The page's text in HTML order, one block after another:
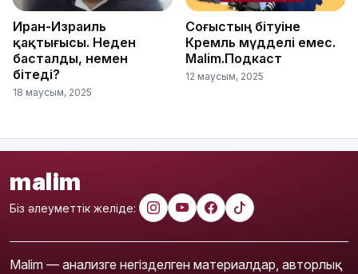
Иран-Израиль
қақтығысы. Неден
басталды, немен
бітеді?
18 маусым, 2025
Соғыстың бітуіне
Кремль мүдделі емес.
Malim.Подкаст
12 маусым, 2025
malim
Біз әлеуметтік желіде:
Malim — анализге негізделген материалдар, авторлық